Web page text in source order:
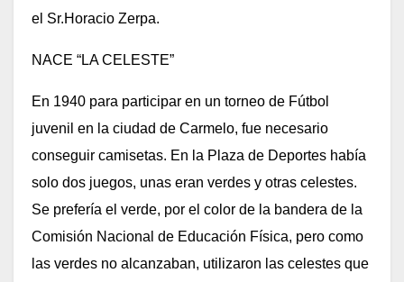
el Sr.Horacio Zerpa.
NACE “LA CELESTE”
En 1940 para participar en un torneo de Fútbol
juvenil en la ciudad de Carmelo, fue necesario
conseguir camisetas. En la Plaza de Deportes había
solo dos juegos, unas eran verdes y otras celestes.
Se prefería el verde, por el color de la bandera de la
Comisión Nacional de Educación Física, pero como
las verdes no alcanzaban, utilizaron las celestes que